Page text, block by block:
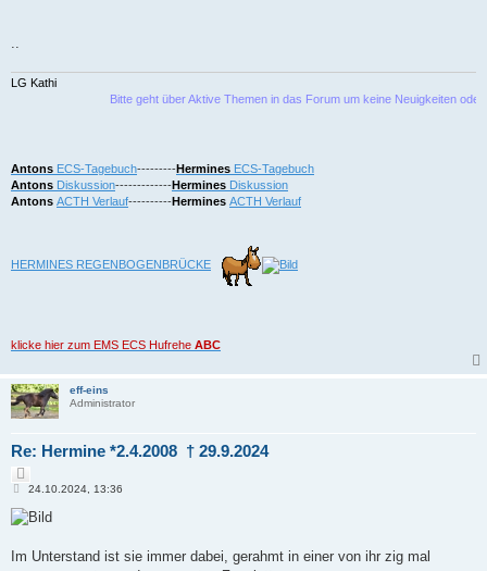
LG Kathi
Bitte geht über Aktive Themen in das Forum um keine Neuigkeiten oder
Antons ECS-Tagebuch---------Hermines ECS-Tagebuch
Antons Diskussion-------------Hermines Diskussion
Antons ACTH Verlauf----------Hermines ACTH Verlauf
HERMINES REGENBOGENBRÜCKE
klicke hier zum EMS ECS Hufrehe ABC
eff-eins
Administrator
Re: Hermine *2.4.2008 † 29.9.2024
i
i
e
B
i
t
a
24.10.2024, 13:36
Im Unterstand ist sie immer dabei, gerahmt in einer von ihr zig mal